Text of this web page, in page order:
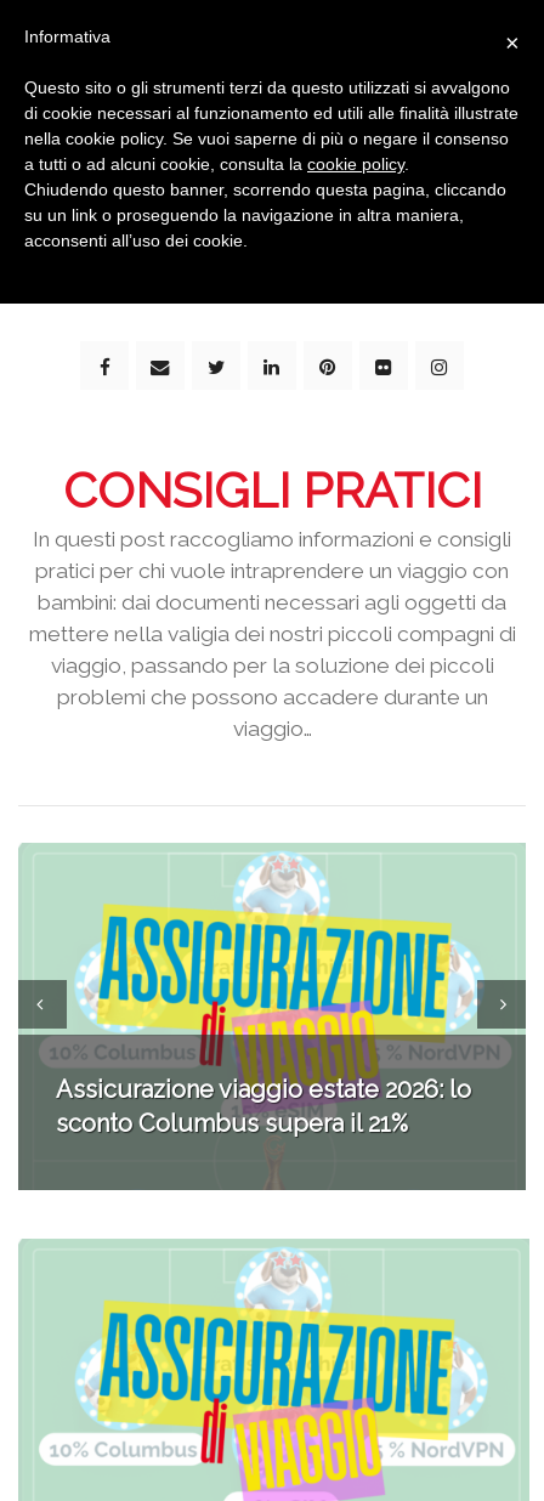
bimbi e viaggi - family travel blog: community #1 in
CONSIGLI PRATICI
In questi post raccogliamo informazioni e consigli
pratici per chi vuole intraprendere un viaggio con
bambini: dai documenti necessari agli oggetti da
mettere nella valigia dei nostri piccoli compagni di
viaggio, passando per la soluzione dei piccoli
problemi che possono accadere durante un
viaggio…
Cosmetici solidi in viaggio: i prodotti
che hanno conquistato la mia valigia (e
la pelle sensibile)
×
Informativa
Questo sito o gli strumenti terzi da questo utilizzati si avvalgono
di cookie necessari al funzionamento ed utili alle finalità illustrate
nella cookie policy. Se vuoi saperne di più o negare il consenso
a tutti o ad alcuni cookie, consulta la cookie policy.
Chiudendo questo banner, scorrendo questa pagina, cliccando
su un link o proseguendo la navigazione in altra maniera,
acconsenti all’uso dei cookie.